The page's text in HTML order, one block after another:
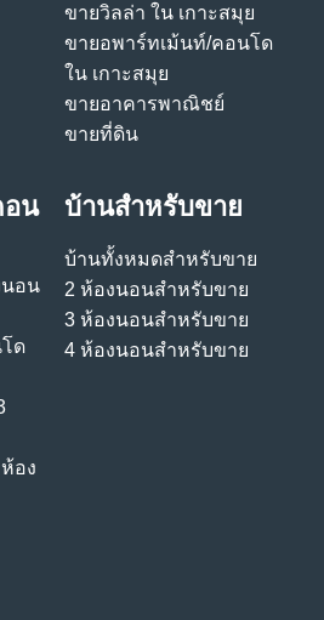
ขายวิลล่า ใน เกาะสมุย
ขายอพาร์ทเม้นท์/คอนโด
ใน เกาะสมุย
ขายอาคารพาณิชย์
ขายที่ดิน
น
นอน
ด
อง
บ้านสําหรับขาย
บ้านทั้งหมดสําหรับขาย
2 ห้องนอนสําหรับขาย
3 ห้องนอนสําหรับขาย
4 ห้องนอนสําหรับขาย